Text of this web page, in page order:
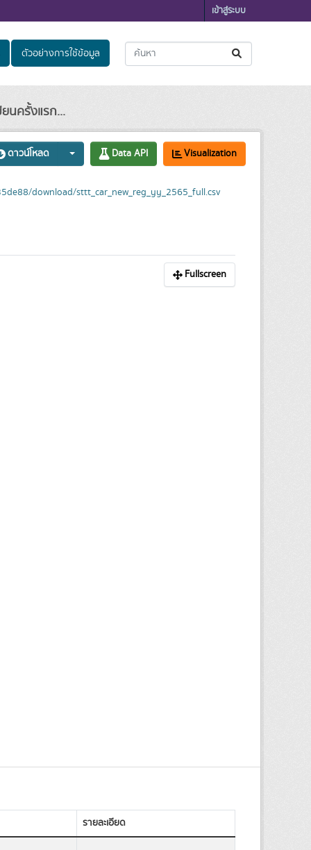
เข้าสู่ระบบ
ตัวอย่างการใช้ข้อมูล
นครั้งแรก...
ดาวน์โหลด Data API Visualization
download/sttt_car_new_reg_yy_2565_full.csv
Fullscreen
รายละเอียด